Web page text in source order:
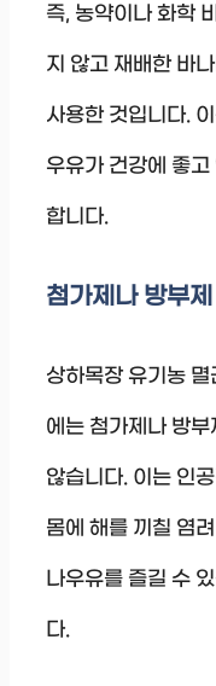
즉, 농약이나 화학
지 않고 재배한 바
사용한 것입니다.
우유가 건강에 좋고
합니다.
첨가제나 방부
상하목장 유기농
에는 첨가제나 방부
않습니다. 이는 인
몸에 해를 끼칠 염
나우유를 즐길 수
다.